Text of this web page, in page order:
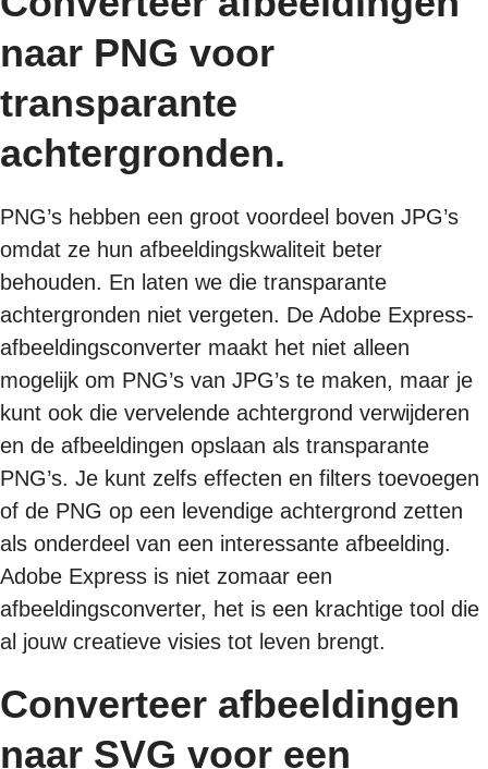
naar PNG voor
transparante
achtergronden.
PNG’s hebben een groot voordeel boven JPG’s
omdat ze hun afbeeldingskwaliteit beter
behouden. En laten we die transparante
achtergronden niet vergeten. De Adobe Express-
afbeeldingsconverter maakt het niet alleen
mogelijk om PNG’s van JPG’s te maken, maar je
kunt ook die vervelende achtergrond verwijderen
en de afbeeldingen opslaan als transparante
PNG’s. Je kunt zelfs effecten en filters toevoegen
of de PNG op een levendige achtergrond zetten
als onderdeel van een interessante afbeelding.
Adobe Express is niet zomaar een
afbeeldingsconverter, het is een krachtige tool die
al jouw creatieve visies tot leven brengt.
Converteer afbeeldingen
naar SVG voor een